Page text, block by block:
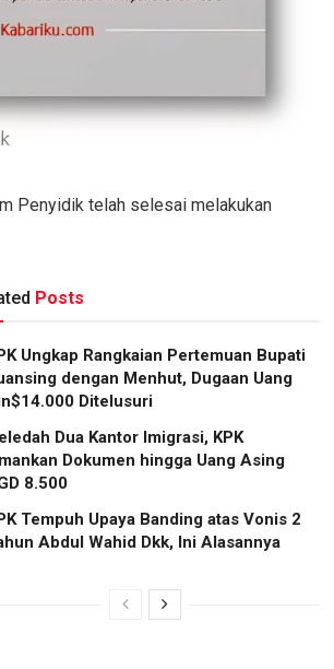
Penyidik telah selesai melakukan
Posts
Ungkap Rangkaian Pertemuan Bupati
dengan Menhut, Dugaan Uang
Ditelusuri
Dua Kantor Imigrasi, KPK
Dokumen hingga Uang Asing
8.500
Tempuh Upaya Banding atas Vonis 2
Abdul Wahid Dkk, Ini Alasannya